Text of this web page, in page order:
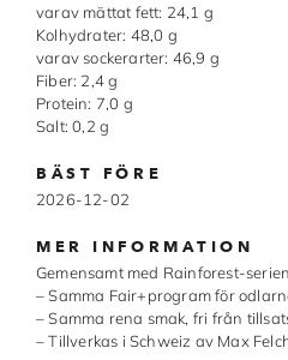
Chocolate World
Chocovic
Malmö Chokladfabrik
Martellato
Matfer Bourgeat
Original Beans
varav mättat fett: 24,1 g
Kolhydrater: 48,0 g
varav sockerarter: 46,9 g
Fiber: 2,4 g
Protein: 7,0 g
Salt: 0,2 g
BÄST FÖRE
2026-12-02
MER INFORMATION
Gemensamt med Rainforest-
– Samma Fair+program för
– Samma rena smak, fri från
– Tillverkas i Schweiz av Max